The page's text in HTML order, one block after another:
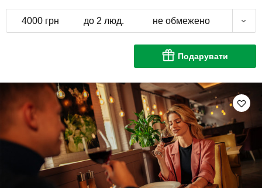
4000 грн до 2 люд. не обмежено
Подарувати